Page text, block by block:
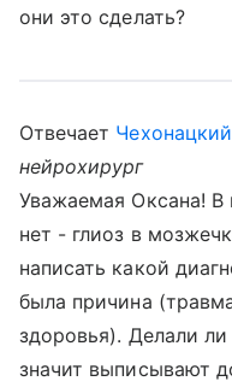
они это сделать?
Отвечает
нейрохирург
Уважаемая Оксана! В
нет - глиоз в
написать какой
была причина
здоровья). Делали
значит выписывают